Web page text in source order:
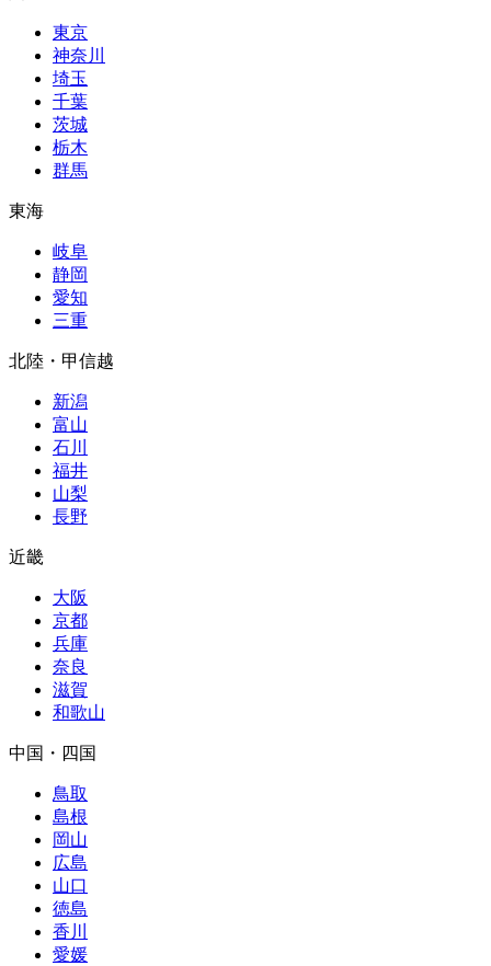
東京
神奈川
埼玉
千葉
茨城
栃木
群馬
東海
岐阜
静岡
愛知
三重
北陸・甲信越
新潟
富山
石川
福井
山梨
長野
近畿
大阪
京都
兵庫
奈良
滋賀
和歌山
中国・四国
鳥取
島根
岡山
広島
山口
徳島
香川
愛媛